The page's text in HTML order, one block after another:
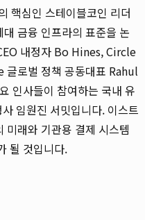
핵심인 스테이블코인 리더
금융 인프라의 표준을 논
내정자 Bo Hines, Circle
글로벌 정책 공동대표 Rahul
인사들이 참여하는 국내 유
임원진 서밋입니다. 이스트
미래와 기관용 결제 시스템
될 것입니다.